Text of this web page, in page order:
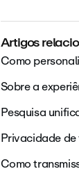
Artigos
Como
Sobre a
Pesquisa
Privacidade
Como